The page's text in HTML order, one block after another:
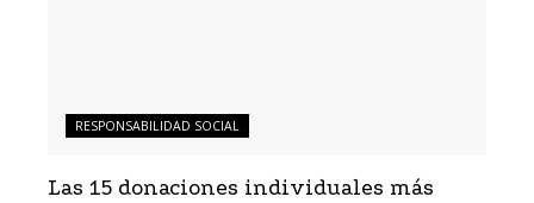
RESPONSABILIDAD SOCIAL
Las 15 donaciones individuales más